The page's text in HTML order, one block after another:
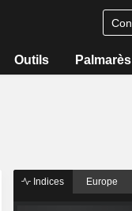
Outils Palmarès
Indices Europe